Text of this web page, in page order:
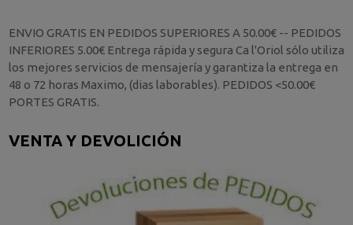
ENVIO GRATIS EN PEDIDOS SUPERIORES A 50.00€ -- PEDIDOS
INFERIORES 5.00€ Entrega rápida y segura Ca l'Oriol sólo utiliza
los mejores servicios de mensajería y garantiza la entrega en
48 o 72 horas Maximo, (dias laborables). PEDIDOS <50.00€
PORTES GRATIS.
VENTA Y DEVOLICIÓN